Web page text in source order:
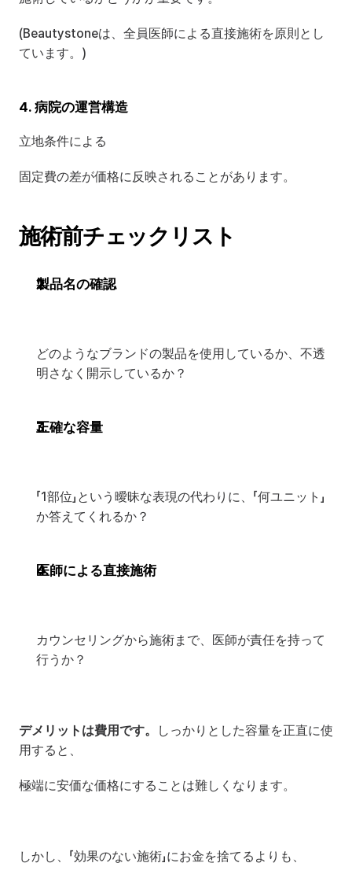
(Beautystoneは、全員医師による直接施術を原則とし
ています。)
4. 病院の運営構造
立地条件による
固定費の差が価格に反映されることがあります。
施術前チェックリスト
製品名の確認
どのようなブランドの製品を使用しているか、不透
明さなく開示しているか？
正確な容量
「1部位」という曖昧な表現の代わりに、「何ユニット」
か答えてくれるか？
医師による直接施術
カウンセリングから施術まで、医師が責任を持って
行うか？
デメリットは費用です。
しっかりとした容量を正直に使
用すると、
極端に安価な価格にすることは難しくなります。
しかし、「効果のない施術」にお金を捨てるよりも、